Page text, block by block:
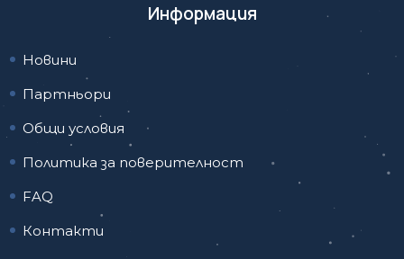
Информация
Новини
Партньори
Общи условия
Политика за поверителност
FAQ
Контакти